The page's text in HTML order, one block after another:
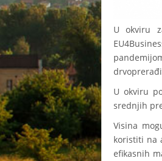
U okviru
U okviru
srednjih
Visina
koristiti na
efikasnih